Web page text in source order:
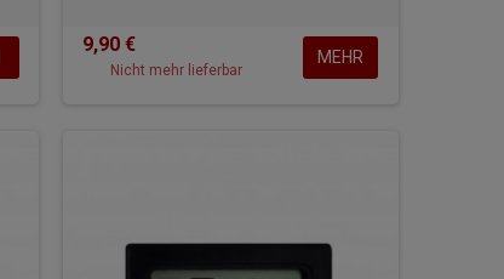
9,90 €
Nicht mehr lieferbar
MEHR